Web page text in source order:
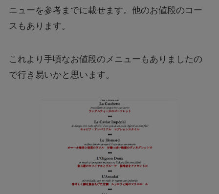
ニューを参考までに載せます。他のお値段のコー
スもあります。
これより手頃なお値段のメニューもありましたの
で行き易いかと思います。